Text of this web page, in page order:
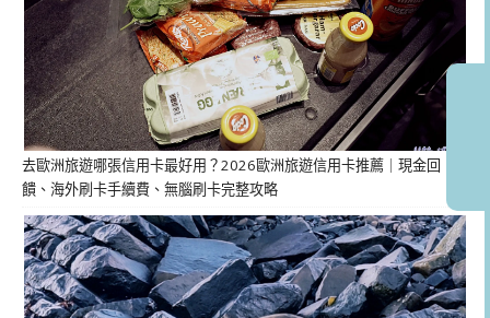
去歐洲旅遊哪張信用卡最好用？2026歐洲旅遊信用卡推薦｜現金回
饋、海外刷卡手續費、無腦刷卡完整攻略